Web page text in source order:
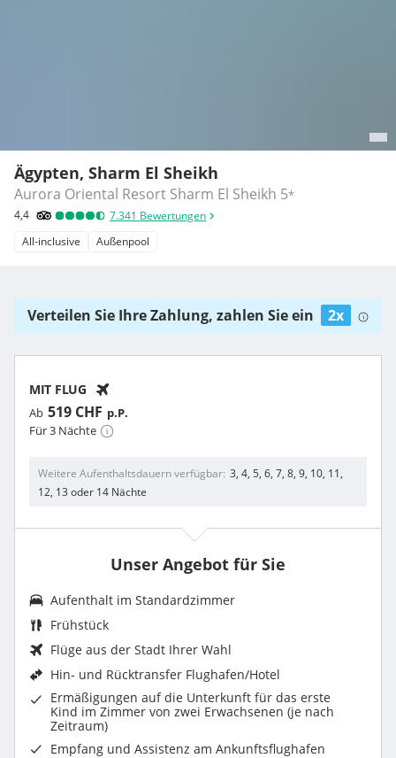
Ägypten, Sharm El Sheikh
Aurora Oriental Resort Sharm El Sheikh 5*
4,4 7.341 Bewertungen
All-inclusive
Außenpool
Verteilen Sie Ihre Zahlung, zahlen Sie ein 2x
MIT FLUG
Ab 519 CHF p.P.
Für 3 Nächte
Weitere Aufenthaltsdauern verfügbar 3, 4, 5, 6, 7, 8, 9, 10, 11,
12, 13 oder 14 Nächte
Unser Angebot für Sie
Aufenthalt im Standardzimmer
Frühstück
Flüge aus der Stadt Ihrer Wahl
Hin- und Rücktransfer Flughafen/Hotel
Ermäßigungen auf die Unterkunft für das erste
Kind im Zimmer von zwei Erwachsenen (je nach
Zeitraum)
Empfang und Assistenz am Ankunftsflughafen